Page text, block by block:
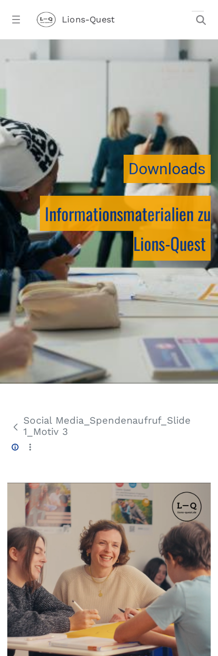
Lions-Quest
Downloads
Informationsmaterialien zu
Lions-Quest
Social Media_Spendenaufruf_Slide
1_Motiv 3